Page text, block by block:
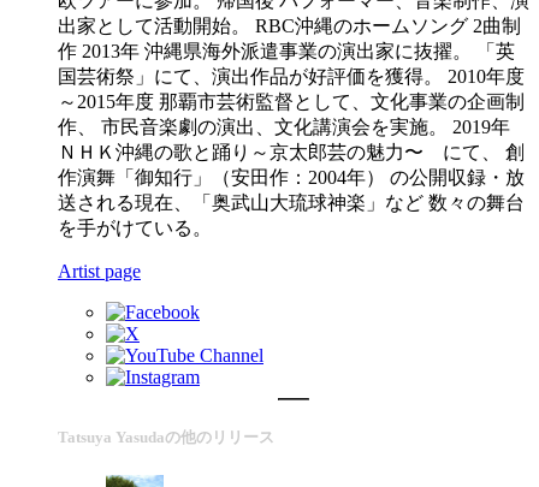
出家として活動開始。 RBC沖縄のホームソング 2曲制
作 2013年 沖縄県海外派遣事業の演出家に抜擢。 「英
国芸術祭」にて、演出作品が好評価を獲得。 2010年度
～2015年度 那覇市芸術監督として、文化事業の企画制
作、 市民音楽劇の演出、文化講演会を実施。 2019年
ＮＨＫ沖縄の歌と踊り～京太郎芸の魅力〜 にて、 創
作演舞「御知行」（安田作：2004年） の公開収録・放
送される ​現在、「奥武山大琉球神楽」など 数々の舞台
を手がけている。
Artist page
Tatsuya Yasudaの他のリリース